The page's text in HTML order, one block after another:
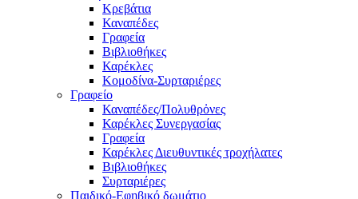
Κρεβάτια
Καναπέδες
Γραφεία
Βιβλιοθήκες
Καρέκλες
Κομοδίνα-Συρταριέρες
Γραφείο
Καναπέδες/Πολυθρὀνες
Καρέκλες Συνεργασίας
Γραφεία
Καρέκλες Διευθυντικές τροχήλατες
Βιβλιοθήκες
Συρταριέρες
Παιδικό-Εφηβικό δωμάτιο